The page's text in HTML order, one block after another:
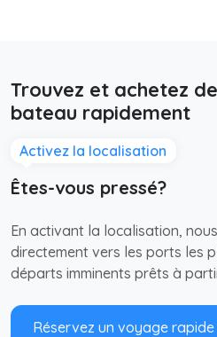
Trouvez et achetez
bateau rapidement
Activez la localisation
Êtes-vous pressé?
En activant la localisation,
directement vers les ports les
départs imminents prêts à
Réservez un voyage rapide